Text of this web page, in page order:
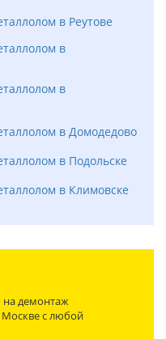
в Реутове
в
в
в Домодедово
в Подольске
в Климовске
демонтаж
Москве с любой